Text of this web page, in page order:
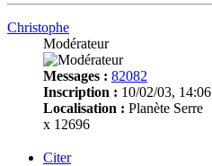
Christophe
Modérateur
Messages : 82082
Inscription : 10/02/03, 14:06
Localisation : Planète Serre
x 12696
Citer